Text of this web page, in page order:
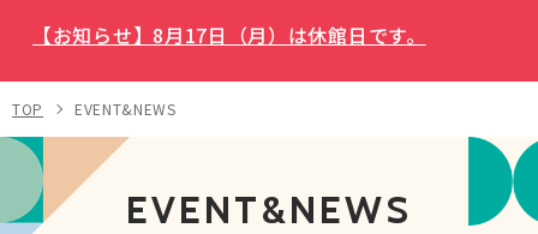
【お知らせ】8月17日（月）は休館日です。
TOP EVENT&NEWS
EVENT&NEWS